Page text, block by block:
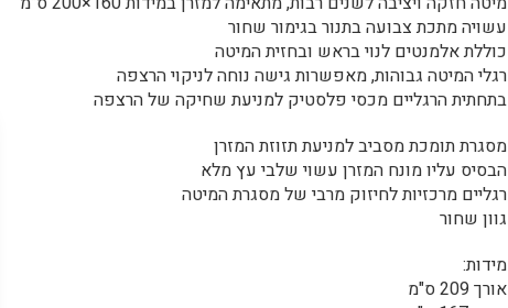
עשויה מתכת צבועה בתנור בגימור שחור
כוללת אלמנטים לנוי בראש ובחזית המיטה
רגלי המיטה גבוהות, מאפשרות גישה נוחה לניקוי הרצפה
בתחתית הרגליים מכסי פלסטיק למניעת שחיקה של הרצפה
מסגרת תומכת מסביב למניעת תזוזת המזרן
הבסיס עליו מונח המזרן עשוי שלבי עץ מלא
רגליים מרכזיות לחיזוק מרבי של מסגרת המיטה
גוון שחור
מידות:
אורך 209 ס"מ